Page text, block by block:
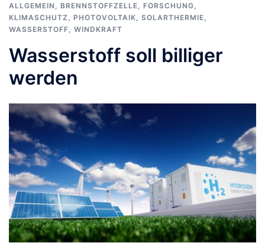
ALLGEMEIN
BRENNSTOFFZELLE FORSCHUNG
KLIMASCHUTZ
PHOTOVOLTAIK SOLARTHERMIE
WASSERSTOFF
WINDKRAFT
Wasserstoff soll billiger
werden